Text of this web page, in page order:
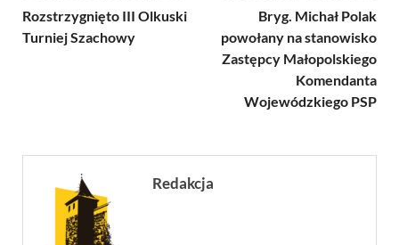
Rozstrzygnięto III Olkuski
Turniej Szachowy
Bryg. Michał Polak
powołany na stanowisko
Zastępcy Małopolskiego
Komendanta
Wojewódzkiego PSP
Redakcja